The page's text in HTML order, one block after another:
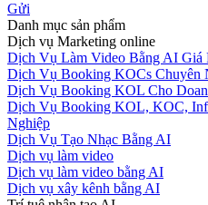
Gửi
Danh mục sản phẩm
Dịch vụ Marketing online
Dịch Vụ Làm Video Bằng AI Giá
Dịch Vụ Booking KOCs
Dịch Vụ Booking KOL Cho
Dịch Vụ Booking KOL, KOC,
Nghiệp
Dịch Vụ Tạo Nhạc Bằng AI
Dịch vụ làm video
Dịch vụ làm video bằng AI
Dịch vụ xây kênh bằng AI